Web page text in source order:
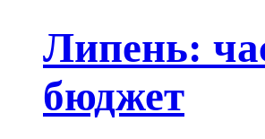
Липень:
бюджет